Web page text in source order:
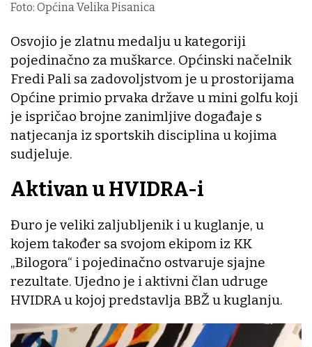
Foto: Općina Velika Pisanica
Osvojio je zlatnu medalju u kategoriji
pojedinačno za muškarce. Općinski načelnik
Fredi Pali sa zadovoljstvom je u prostorijama
Općine primio prvaka države u mini golfu koji
je ispričao brojne zanimljive događaje s
natjecanja iz sportskih disciplina u kojima
sudjeluje.
Aktivan u HVIDRA-i
Đuro je veliki zaljubljenik i u kuglanje, u
kojem također sa svojom ekipom iz KK
„Bilogora“ i pojedinačno ostvaruje sjajne
rezultate. Ujedno je i aktivni član udruge
HVIDRA u kojoj predstavlja BBŽ u kuglanju.